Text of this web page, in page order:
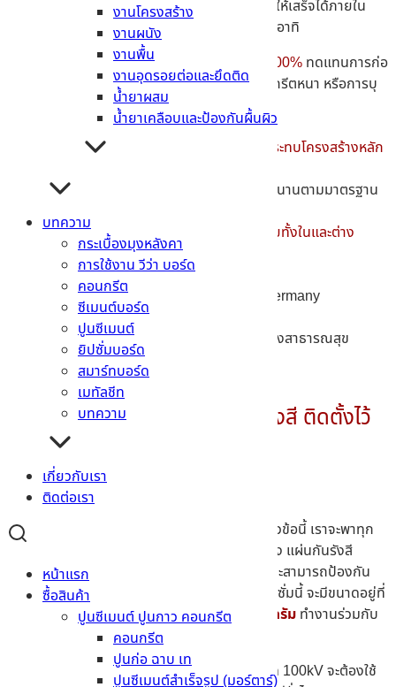
งานโครงสร้าง
งานผนัง
งานพื้น
งานอุดรอยต่อและยึดติด
น้ำยาผสม
น้ำยาเคลือบและป้องกันผื้นผิว
บทความ
กระเบื้องมุงหลังคา
การใช้งาน วีว่า บอร์ด
คอนกรีต
ซีเมนต์บอร์ด
ปูนซีเมนต์
ยิปซั่มบอร์ด
สมาร์ทบอร์ด
เมทัลชีท
บทความ
เกี่ยวกับเรา
ติดต่อเรา
หน้าแรก
ซื้อสินค้า
ปูนซีเมนต์ ปูนกาว คอนกรีต
คอนกรีต
ปูนก่อ ฉาบ เท
ปูนซีเมนต์สำเร็จรูป (มอร์ตาร์)
ง่าย ใช้เครื่องมือไม่มาก สามารถติดตั้งระบบแห้ง ให้เสร็จได้ภายใน
หนึ่งวัน นอกจากนี้ยังมีคุณสมบัติอื่นๆ ที่น่าสนใจ อาทิ
ป้องกันรังสีไม่ให้รั่วไหล ออกนอกพื้นที่ได้ 100% ทดแทนการก่อ
ผนังแบบดั้งเดิมอย่าง การใช้อิฐ ผนังคอนกรีตหนา หรือการบุ
ปราศจากอันตรายจากการใช้ตะกั่ว 100%
ติดตั้งได้ง่าย และด้วยน้ำหนักที่เบา จึงไม่กระทบโครงสร้างหลัก
ป้องกันเสียง และการลุกลามของไฟ
ได้ยาวนานตามมาตรฐาน
ได้รับมาตรฐานคุณภาพสินค้า ตามกฎหมายทั้งในและต่าง
ประเทศได้แก่
มอก. 863-2532
TÜV NORD Röntgentechnik, Germany
Health Protection Agency, UK
กรมวิทยาศาสตร์การแพทย์ กระทรวงสาธารณสุข
ทำไมถึงนิยมใช้แผ่นยิปซั่มกันรังสี ติดตั้งไว้
หากพูดถึงคุณสมบัติทั่วไปแล้วยังไม่เห็นภาพ ในหัวข้อนี้ เราจะพาทุก
ท่านมาเปรียบเทียบคุณสมบัติการป้องกันรังสีของ แผ่นกันรังสี
ยิปซั่มบอร์ดที่มีความบางเพียง 12.5 มม. กัน ว่าจะสามารถป้องกัน
รังสีได้มากแค่ไหน ซึ่งขนาดมาตรฐานของแผ่นยิปซั่มนี้ จะมีขนาดอยู่ที่
625x2400x12.5 มม. น้ำหนักประมาณ 27 กิโลกรัม ทำงานร่วมกับ
ปูนฉาบรอยต่อกันรังสี
โดยทั่วไปแล้ว สำหรับห้องที่มีเครื่องฉายรังสีขนาด 100kV จะต้องใช้